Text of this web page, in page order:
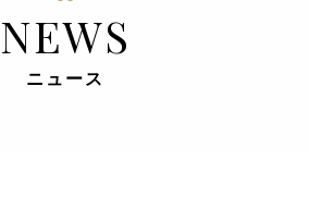
NEWS
ニュース